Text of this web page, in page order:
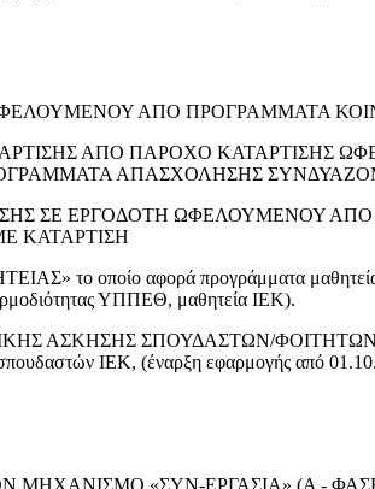
ΑΠΟ ΠΡΟΓΡΑΜΜΑΤΑ
ΑΠΟ ΠΑΡΟΧΟ
ΑΠΑΣΧΟΛΗΣΗΣ
ΣΕ ΕΡΓΟΔΟΤΗ ΩΦΕΛΟΥΜΕΝΟΥ
ΚΑΤΑΡΤΙΣΗ
αφορά προγράμματα μαθητείας
ΥΠΠΕΘ, μαθητεία ΙΕΚ).
ΣΠΟΥΔΑΣΤΩΝ/ΦΟΙΤΗΤΩΝ. Το έντυπο
ΙΕΚ, (έναρξη εφαρμογής από
ΜΗΧΑΝΙΣΜΟ «ΣΥΝ-ΕΡΓΑΣΙΑ» (Α -